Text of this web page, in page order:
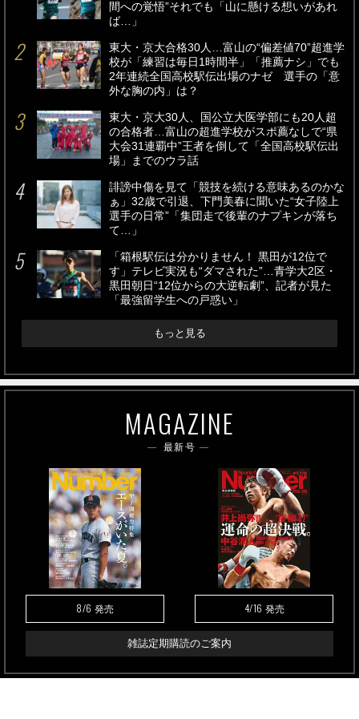
間への覚悟”それでも「山に懸ける想いがあれ
ば…」
東大・京大合格30人…富山の“偏差値70”超進学
校が「練習は毎日1時間半」「推薦ナシ」でも
2年連続全国高校駅伝出場のナゼ 選手の「意
外な胸の内」は？
東大・京大30人、国公立大医学部にも20人超
の合格者…富山の超進学校がスポ薦なしで“県
大会31連覇中”王者を倒して「全国高校駅伝出
場」までのウラ話
誹謗中傷を見て「競技を続ける意味あるのかな
ぁ」32歳で引退、下門美春に聞いた“女子陸上
選手の日常”「集団走で後輩のナプキンが落ち
て…」
「箱根駅伝は分かりません！ 黒田が12位で
す」テレビ実況も“ダマされた”…青学大2区・
黒田朝日“12位からの大逆転劇”、記者が見た
「最強留学生への戸惑い」
もっと見る
MAGAZINE
最新号
8/6 発売 4/16 発売
雑誌定期購読のご案内